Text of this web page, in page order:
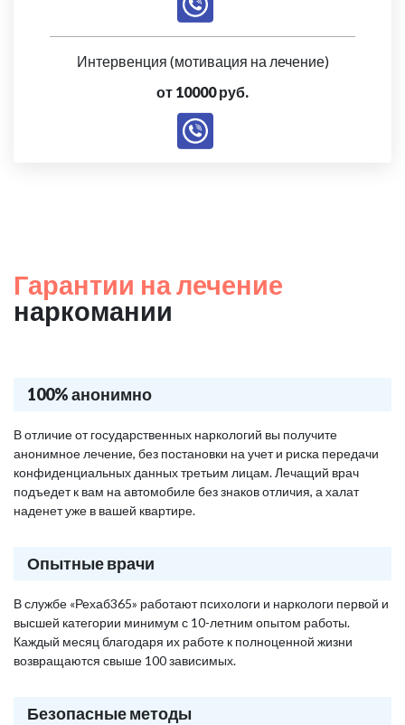
Интервенция (мотивация на лечение)
от 10000 руб.
Гарантии на лечение
наркомании
100% анонимно
В отличие от государственных наркологий вы получите
анонимное лечение, без постановки на учет и риска передачи
конфиденциальных данных третьим лицам. Лечащий врач
подъедет к вам на автомобиле без знаков отличия, а халат
наденет уже в вашей квартире.
Опытные врачи
В службе «Рехаб365» работают психологи и наркологи первой и
высшей категории минимум с 10-летним опытом работы.
Каждый месяц благодаря их работе к полноценной жизни
возвращаются свыше 100 зависимых.
Безопасные методы